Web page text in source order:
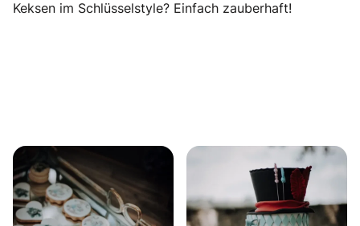
Keksen im Schlüsselstyle? Einfach zauberhaft!